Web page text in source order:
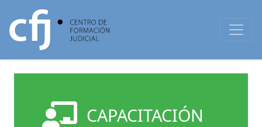
CAPACITACIÓN